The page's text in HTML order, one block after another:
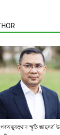
স্মৃতি জাদুঘর’